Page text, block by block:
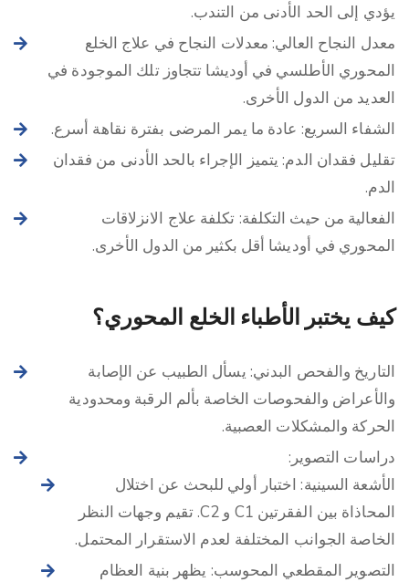
يؤدي إلى الحد الأدنى من التندب.
معدل النجاح العالي: معدلات النجاح في علاج الخلع
المحوري الأطلسي في أوديشا تتجاوز تلك الموجودة في
العديد من الدول الأخرى.
الشفاء السريع: عادة ما يمر المرضى بفترة نقاهة أسرع.
تقليل فقدان الدم: يتميز الإجراء بالحد الأدنى من فقدان
الدم.
الفعالية من حيث التكلفة: تكلفة علاج الانزلاقات
المحوري في أوديشا أقل بكثير من الدول الأخرى.
كيف يختبر الأطباء الخلع المحوري؟
التاريخ والفحص البدني: يسأل الطبيب عن الإصابة
والأعراض والفحوصات الخاصة بألم الرقبة ومحدودية
الحركة والمشكلات العصبية.
دراسات التصوير:
الأشعة السينية: اختبار أولي للبحث عن اختلال
المحاذاة بين الفقرتين C1 و C2. تقيم وجهات النظر
الخاصة الجوانب المختلفة لعدم الاستقرار المحتمل.
التصوير المقطعي المحوسب: يظهر بنية العظام